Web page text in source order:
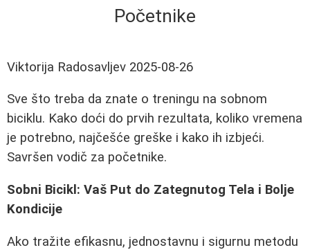
Početnike
Viktorija Radosavljev 2025-08-26
Sve što treba da znate o treningu na sobnom
biciklu. Kako doći do prvih rezultata, koliko vremena
je potrebno, najčešće greške i kako ih izbjeći.
Savršen vodič za početnike.
Sobni Bicikl: Vaš Put do Zategnutog Tela i Bolje
Kondicije
Ako tražite efikasnu, jednostavnu i sigurnu metodu